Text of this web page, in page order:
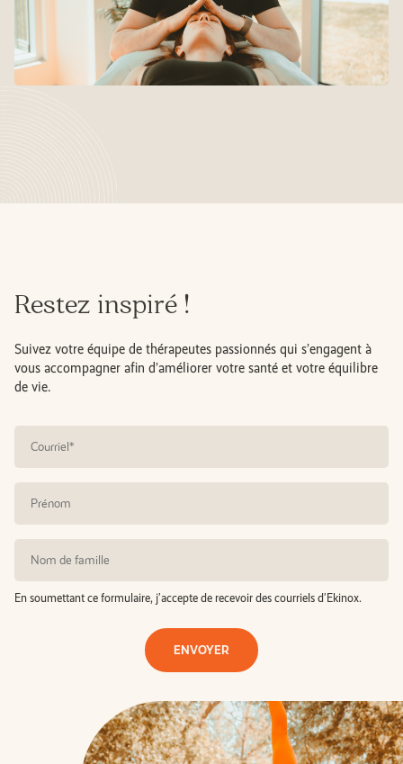
Restez inspiré !
Suivez votre équipe de thérapeutes passionnés qui s’engagent à
vous accompagner afin d’améliorer votre santé et votre équilibre
de vie.
En soumettant ce formulaire, j’accepte de recevoir des courriels d’Ekinox.